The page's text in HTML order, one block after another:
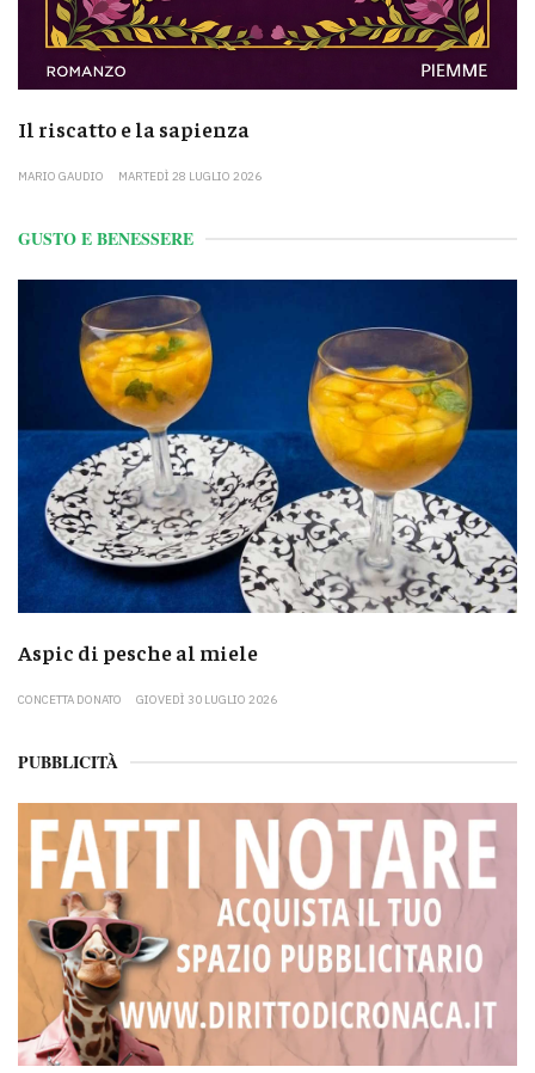
Il riscatto e la sapienza
MARIO GAUDIO MARTEDÌ 28 LUGLIO 2026
GUSTO E BENESSERE
Aspic di pesche al miele
CONCETTA DONATO GIOVEDÌ 30 LUGLIO 2026
PUBBLICITÀ